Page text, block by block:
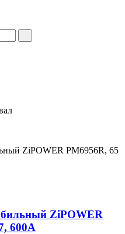
ZiPOWER
600А